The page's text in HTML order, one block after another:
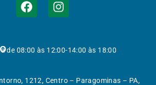
de 08:00 às 12:00-14:00 às 18:00
1212, Centro – Paragominas – PA,